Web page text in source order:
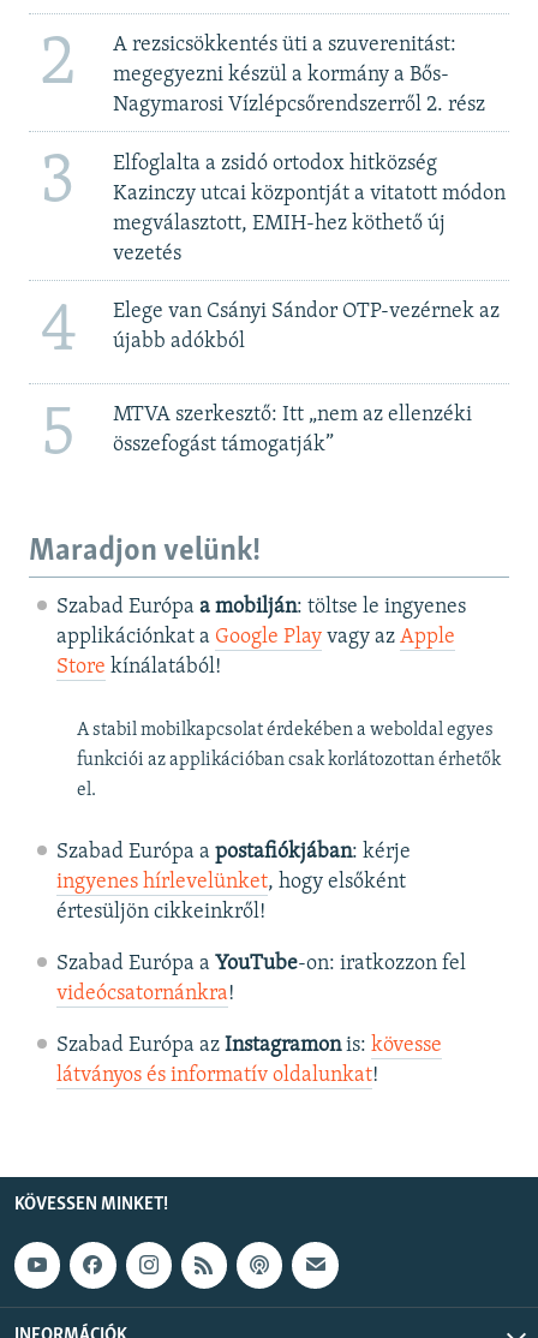
2
A rezsicsökkentés üti a szuverenitást:
megegyezni készül a kormány a Bős-
Nagymarosi Vízlépcsőrendszerről 2. rész
3
Elfoglalta a zsidó ortodox hitközség
Kazinczy utcai központját a vitatott módon
megválasztott, EMIH-hez köthető új
vezetés
4
Elege van Csányi Sándor OTP-vezérnek az
újabb adókból
5
MTVA szerkesztő: Itt „nem az ellenzéki
összefogást támogatják”
Maradjon velünk!
Szabad Európa a mobilján: töltse le ingyenes
applikációnkat a Google Playvagy az Apple
Store kínálatából!
A stabil mobilkapcsolat érdekében a weboldal egyes
funkciói az applikációban csak korlátozottan érhetők
el.
Szabad Európa a postafiókjában: kérje
ingyenes hírlevelünket, hogy elsőként
értesüljön cikkeinkről!
Szabad Európa a YouTube-on: iratkozzon fel
videócsatornánkra!
Szabad Európa az Instagramonis: kövesse
látványos és informatív oldalunkat! ​
KÖVESSEN MINKET!